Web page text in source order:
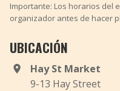
Importante: Los horarios del
organizador antes de hacer
UBICACIÓN
Hay St Market
9-13 Hay Street